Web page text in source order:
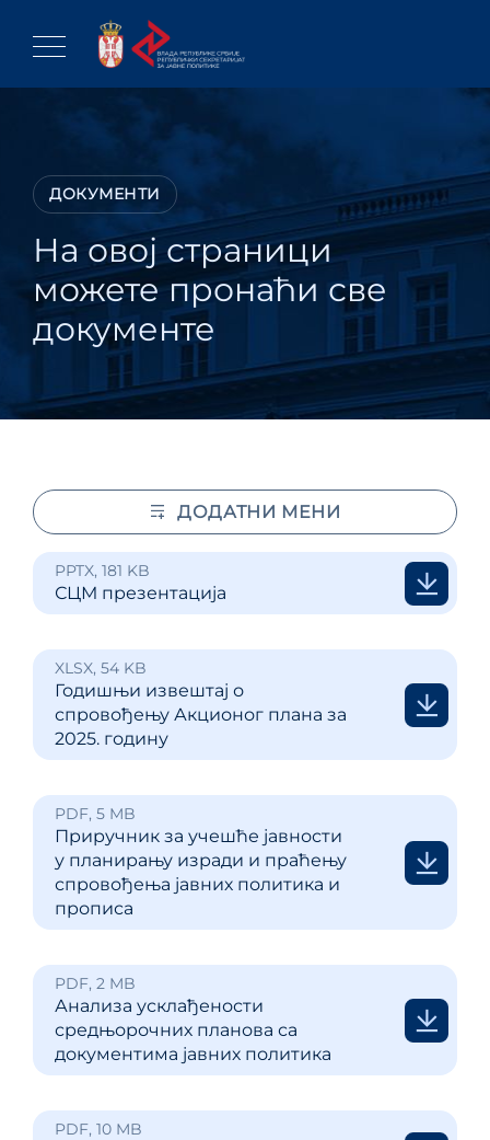
content
ДОКУМЕНТИ
На овој страници
можете пронаћи све
документе
PPTX, 181 KB
СЦМ презентација
XLSX, 54 KB
Годишњи извештај о
спровођењу Акционог плана за
2025. годину
PDF, 5 MB
Приручник за учешће јавности
у планирању изради и праћењу
спровођења јавних политика и
прописа
PDF, 2 MB
Анализа усклађености
средњорочних планова са
документима јавних политика
PDF, 10 MB
ДОДАТНИ МЕНИ